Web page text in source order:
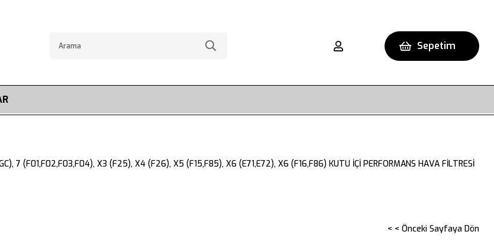
Sepetim
7 (F01,F02,F03,F04), X3 (F25), X4 (F26), X5 (F15,F85), X6 (E71,E72), X6 (F16,F86) KUTU İÇİ PERFORMANS HAVA FİLTRESİ
< < Önceki Sayfaya Dön